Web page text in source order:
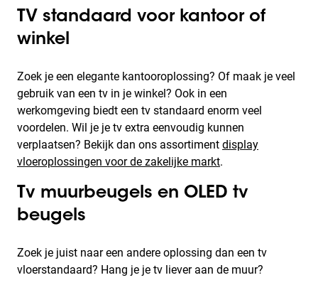
TV standaard voor kantoor of
winkel
Zoek je een elegante kantooroplossing? Of maak je veel
gebruik van een tv in je winkel? Ook in een
werkomgeving biedt een tv standaard enorm veel
voordelen. Wil je je tv extra eenvoudig kunnen
verplaatsen? Bekijk dan ons assortiment display
vloeroplossingen voor de zakelijke markt.
Tv muurbeugels en OLED tv
beugels
Zoek je juist naar een andere oplossing dan een tv
vloerstandaard? Hang je je tv liever aan de muur?